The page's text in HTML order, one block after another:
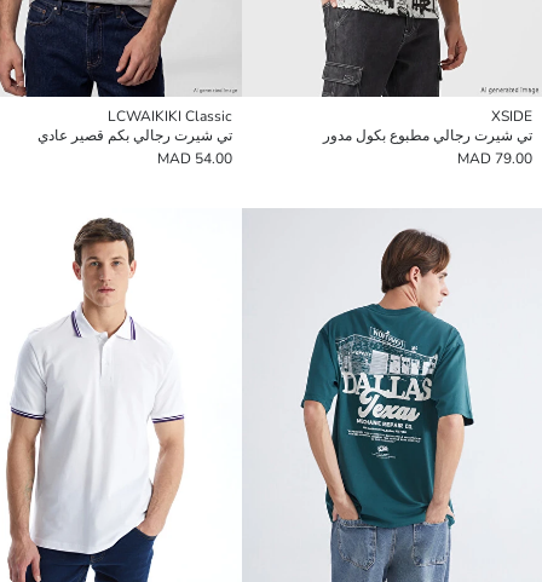
XSIDE
تي شيرت رجالي مطبوع بكول مدور
79.00 MAD
LCWAIKIKI Classic
تي شيرت رجالي بكم قصير عادي
54.00 MAD